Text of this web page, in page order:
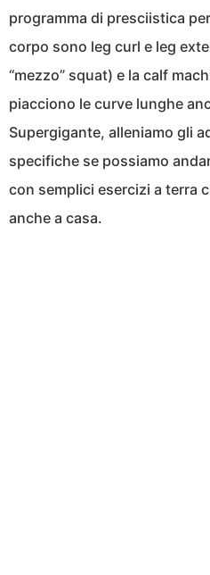
programma di presciistica
corpo sono leg curl e leg
“mezzo” squat) e la calf
piacciono le curve lunghe
Supergigante, alleniamo gli
specifiche se possiamo
con semplici esercizi a terra
anche a casa.